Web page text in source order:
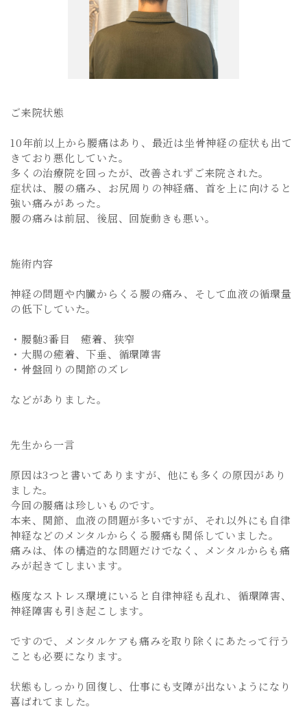
ご来院状態
10年前以上から腰痛はあり、最近は坐骨神経の症状も出て
きており悪化していた。
多くの治療院を回ったが、改善されずご来院された。
症状は、腰の痛み、お尻周りの神経痛、首を上に向けると
強い痛みがあった。
腰の痛みは前屈、後屈、回旋動きも悪い。
施術内容
神経の問題や内臓からくる腰の痛み、そして血液の循環量
の低下していた。
・腰髄3番目 癒着、狭窄
・大腸の癒着、下垂、循環障害
・骨盤回りの関節のズレ
などがありました。
先生から一言
原因は3つと書いてありますが、他にも多くの原因があり
ました。
今回の腰痛は珍しいものです。
本来、関節、血液の問題が多いですが、それ以外にも自律
神経などのメンタルからくる腰痛も関係していました。
痛みは、体の構造的な問題だけでなく、メンタルからも痛
みが起きてしまいます。
極度なストレス環境にいると自律神経も乱れ、循環障害、
神経障害も引き起こします。
ですので、メンタルケアも痛みを取り除くにあたって行う
ことも必要になります。
状態もしっかり回復し、仕事にも支障が出ないようになり
喜ばれてました。